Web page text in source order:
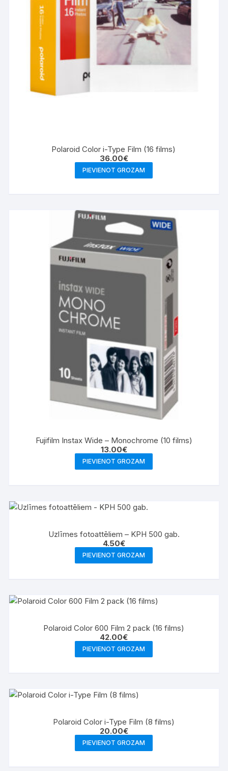
Polaroid Color i-Type Film (16 films)
36.00€
PIEVIENOT GROZAM
Fujifilm Instax Wide – Monochrome (10 films)
13.00€
PIEVIENOT GROZAM
Uzlīmes fotoattēliem – KPH 500 gab.
4.50€
PIEVIENOT GROZAM
Polaroid Color 600 Film 2 pack (16 films)
42.00€
PIEVIENOT GROZAM
Polaroid Color i-Type Film (8 films)
20.00€
PIEVIENOT GROZAM